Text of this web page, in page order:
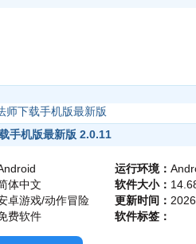
师下载手机版最新版
手机版最新版 2.0.11
体中文
卓游戏/动作冒险
费软件
运行环境：
软件大小：
更新时间：
软件标签：